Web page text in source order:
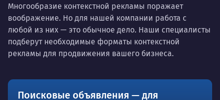
Многообразие контекстной рекламы поражает
воображение. Но для нашей компании работа с
любой из них — это обычное дело. Наши специалисты
подберут необходимые форматы контекстной
рекламы для продвижения вашего бизнеса.
Поисковые объявления — для